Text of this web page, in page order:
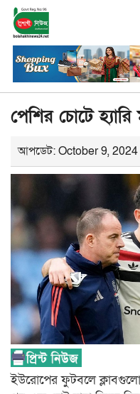
শিরোনাম
‘এমন রাজনৈতিক চর্চা
পেশির চোটে
আপডেট: October 9, 2024
ইউরোপের ফুটবলে